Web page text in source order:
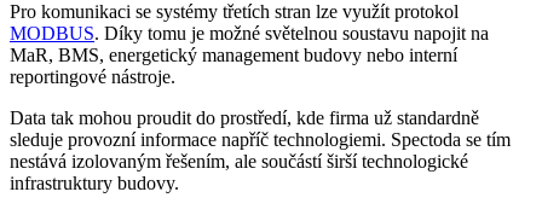
Pro komunikaci se systémy třetích stran lze využít protokol
MODBUS. Díky tomu je možné světelnou soustavu napojit na
MaR, BMS, energetický management budovy nebo interní
reportingové nástroje.
Data tak mohou proudit do prostředí, kde firma už standardně
sleduje provozní informace napříč technologiemi. Spectoda se tím
nestává izolovaným řešením, ale součástí širší technologické
infrastruktury budovy.